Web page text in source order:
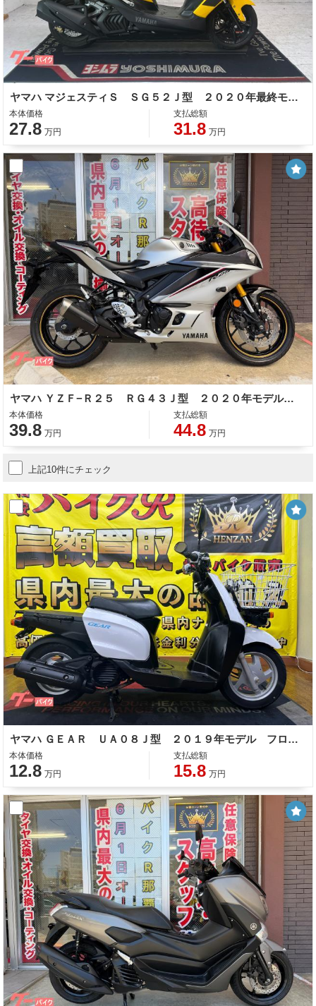
ヤマハ マジェスティＳ ＳＧ５２Ｊ型 ２０２０年最終モデル スペアキー ＬＥＤヘッドライト グリップヒーター
本体価格
27.8 万円
支払総額
31.8 万円
ヤマハ ＹＺＦ−Ｒ２５ ＲＧ４３Ｊ型 ２０２０年モデル ＡＢＳ 前後ドライブレコーダー 社外レバー マットシルバー
本体価格
39.8 万円
支払総額
44.8 万円
上記10件にチェック
ヤマハ ＧＥＡＲ ＵＡ０８Ｊ型 ２０１９年モデル フロントカゴ スペアキー
本体価格
12.8 万円
支払総額
15.8 万円